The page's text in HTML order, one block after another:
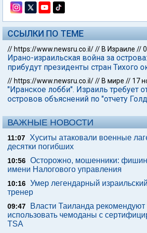
ССЫЛКИ ПО ТЕМЕ
// https://www.newsru.co.il/// В Израиле //
Ирано-израильская война за
прибудут президенты стран Тихого
// https://www.newsru.co.il/// В мире // 17
"Иранское лобби". Израиль требует
островов объяснений по "отчету
ВАЖНЫЕ НОВОСТИ
11:07
Хуситы атаковали военные
десятки погибших
10:56 Осторожно, мошенники:
имени Налогового управления
10:16 Умер легендарный
тренер
09:47
Власти Таиланда рекомендуют
использовать чемоданы с
TSA